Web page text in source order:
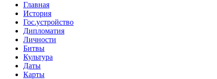
Главная
История
Гос.устройство
Дипломатия
Личности
Битвы
Культура
Даты
Карты